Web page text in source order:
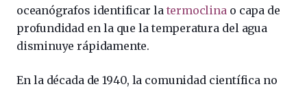
oceanógrafos identificar la termoclina o capa de
profundidad en la que la temperatura del agua
disminuye rápidamente.
En la década de 1940, la comunidad científica no